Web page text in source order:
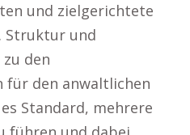
und zielgerichtete
Struktur und
den
für den anwaltlichen
Standard, mehrere